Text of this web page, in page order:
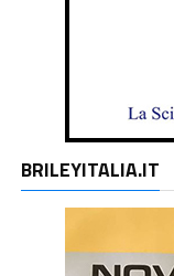
BRILEYITALIA.IT